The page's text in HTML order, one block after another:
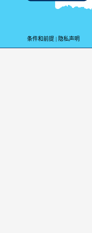
条件和前提 | 隐私声明